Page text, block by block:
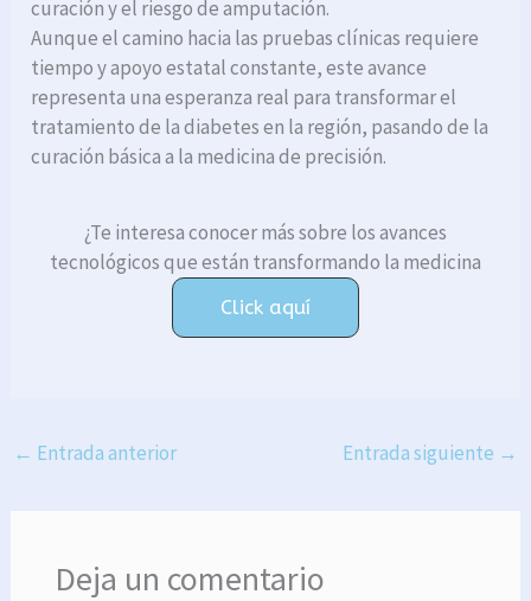
curación y el riesgo de amputación.
Aunque el camino hacia las pruebas clínicas requiere
tiempo y apoyo estatal constante, este avance
representa una esperanza real para transformar el
tratamiento de la diabetes en la región, pasando de la
curación básica a la medicina de precisión.
¿Te interesa conocer más sobre los avances
tecnológicos que están transformando la medicina
Click aquí
← Entrada anterior Entrada siguiente →
Deja un comentario